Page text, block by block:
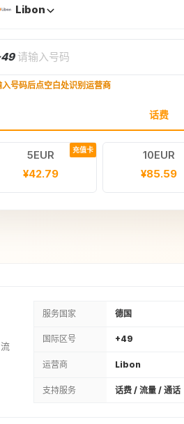
Libon
请输入号码
入号码后点空白处识别运营商
话费
充值卡
5EUR
¥42.79
10EUR
¥85.59
服务国家 德国
国际区号 +49
运营商 Libon
支持服务 话费 / 流量 / 通话